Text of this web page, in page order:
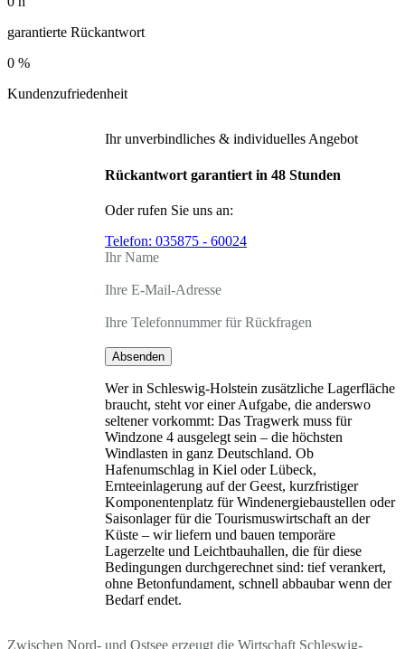
garantierte Rückantwort
0 %
Kundenzufriedenheit
Ihr unverbindliches & individuelles Angebot
Rückantwort garantiert in 48 Stunden
Oder rufen Sie uns an:
Telefon: 035875 - 60024
Ihr Name
Ihre E-Mail-Adresse
Ihre Telefonnummer für Rückfragen
Absenden
Wer in Schleswig-Holstein zusätzliche Lagerfläche
braucht, steht vor einer Aufgabe, die anderswo
seltener vorkommt: Das Tragwerk muss für
Windzone 4 ausgelegt sein – die höchsten
Windlasten in ganz Deutschland. Ob
Hafenumschlag in Kiel oder Lübeck,
Ernteeinlagerung auf der Geest, kurzfristiger
Komponentenplatz für Windenergiebaustellen oder
Saisonlager für die Tourismuswirtschaft an der
Küste – wir liefern und bauen temporäre
Lagerzelte und Leichtbauhallen, die für diese
Bedingungen durchgerechnet sind: tief verankert,
ohne Betonfundament, schnell abbaubar wenn der
Bedarf endet.
Zwischen Nord- und Ostsee erzeugt die Wirtschaft Schleswig-